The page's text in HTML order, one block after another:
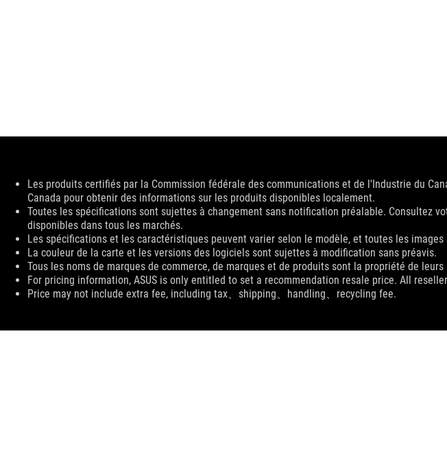
Disclaimer
Les produits certifiés par la Commission fédérale des communications et de l'Industrie du
Canada pour obtenir des informations sur les produits disponibles localement.
Toutes les spécifications sont sujettes à changement sans notification préalable. Consultez
disponibles dans tous les marchés.
Les spécifications et les caractéristiques peuvent varier selon le modèle, et toutes les
La couleur de la carte et les versions des logiciels sont sujettes à modification sans préavis.
Tous les noms de marques de commerce, de marques et de produits sont la propriété de
For pricing information, ASUS is only entitled to set a recommendation resale price. All
Price may not include extra fee, including tax、shipping、handling、recycling fee.